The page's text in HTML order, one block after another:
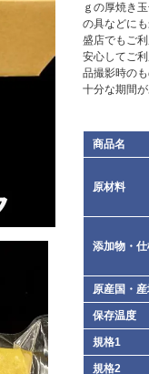
ｇの厚焼き
の具などに
盛店でもご
安心してご
品撮影時の
十分な期間
商品名
原材料
添加物・
原産国・
保存温度
規格1
規格2